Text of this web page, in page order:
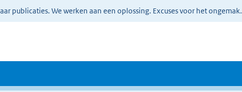
publicaties. We werken aan een oplossing. Excuses voor het ongemak.